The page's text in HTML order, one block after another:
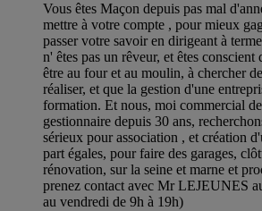
Vous êtes Maçon depuis pas mal
mettre à votre compte , pour mieux
passer votre savoir en dirigeant à
n' êtes pas un rêveur, et êtes
être au four et au moulin, à chercher
réaliser, et que la gestion d'une
formation. Et nous, moi commercial
gestionnaire depuis 30 ans,
sérieux pour association , et création
part égales, pour faire des garages,
rénovation, sur la seine et marne et
prenez contact avec Mr LEJEUNES
au vendredi de 9h à 19h)